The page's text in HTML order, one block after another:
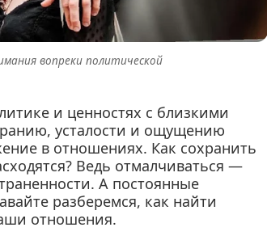
вопреки политической
и ценностях с близкими
усталости и ощущению
в отношениях. Как сохранить
Ведь отмалчиваться —
А постоянные
разберемся, как найти
отношения.